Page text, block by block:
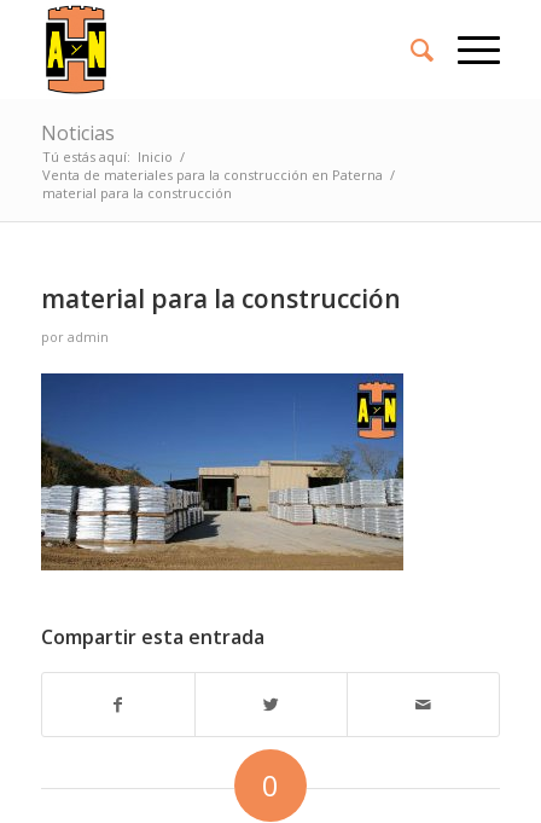
Noticias
Tú estás aquí: Inicio /
Venta de materiales para la construcción en Paterna /
material para la construcción
material para la construcción
por admin
Compartir esta entrada
0